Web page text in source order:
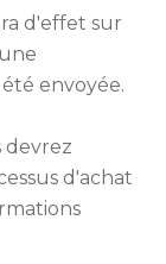
d'effet sur
envoyée.
devrez
d'achat